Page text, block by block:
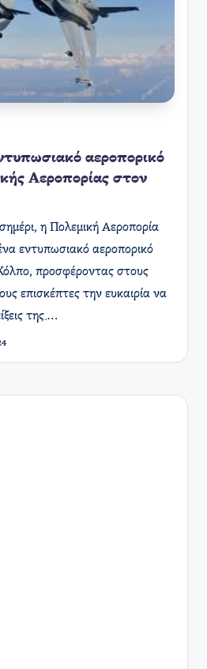
αεροπορικό
Αεροπορίας στον
η Πολεμική Αεροπορία
εντυπωσιακό αεροπορικό
προσφέροντας στους
επισκέπτες την ευκαιρία να
της.…